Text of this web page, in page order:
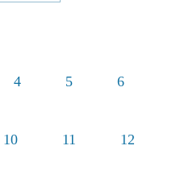
4 5 6
10 11 12